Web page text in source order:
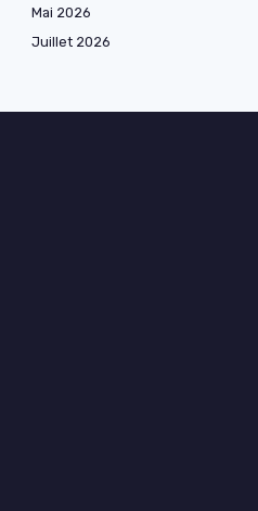
Mai 2026
Juillet 2026